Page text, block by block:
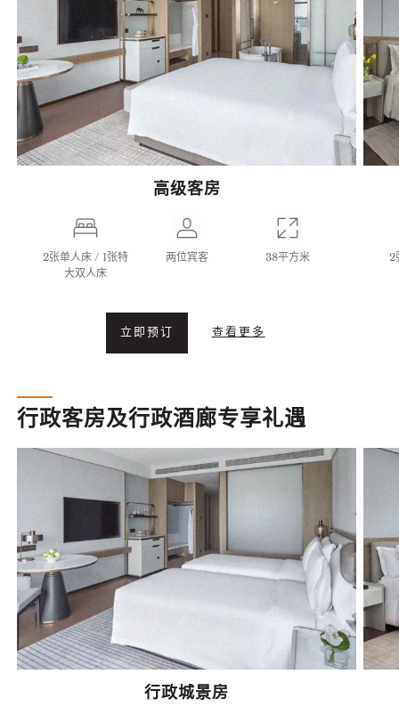
高级客房
2张单人床 / 1张特
大双人床
两位宾客 38平方米
立即预订 查看更多
2
行政客房及行政酒廊专享礼遇
行政城景房